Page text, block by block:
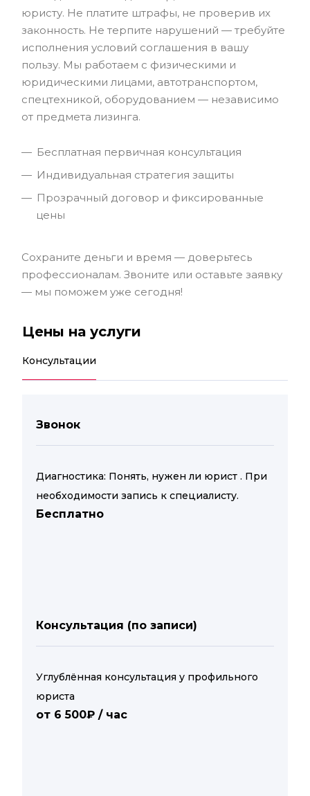
юристу. Не платите штрафы, не проверив их
законность. Не терпите нарушений — требуйте
исполнения условий соглашения в вашу
пользу. Мы работаем с физическими и
юридическими лицами, автотранспортом,
спецтехникой, оборудованием — независимо
от предмета лизинга.
Бесплатная первичная консультация
Индивидуальная стратегия защиты
Прозрачный договор и фиксированные
цены
Сохраните деньги и время — доверьтесь
профессионалам. Звоните или оставьте заявку
— мы поможем уже сегодня!
Цены на услуги
Консультации
Звонок
Диагностика: Понять, нужен ли юрист . При
необходимости запись к специалисту.
Бесплатно
Консультация (по записи)
Углублённая консультация у профильного
юриста
от 6 500₽ / час